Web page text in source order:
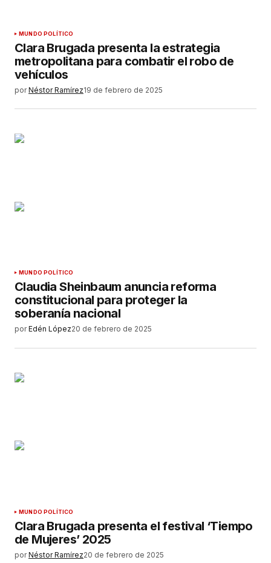
MUNDO POLÍTICO
Clara Brugada presenta la estrategia
metropolitana para combatir el robo de
vehículos
por Néstor Ramírez19 de febrero de 2025
MUNDO POLÍTICO
Claudia Sheinbaum anuncia reforma
constitucional para proteger la
soberanía nacional
por Edén López20 de febrero de 2025
MUNDO POLÍTICO
Clara Brugada presenta el festival ‘Tiempo
de Mujeres’ 2025
por Néstor Ramírez20 de febrero de 2025